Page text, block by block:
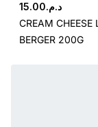
د.م.15.00
CREAM CHEESE
BERGER 200G